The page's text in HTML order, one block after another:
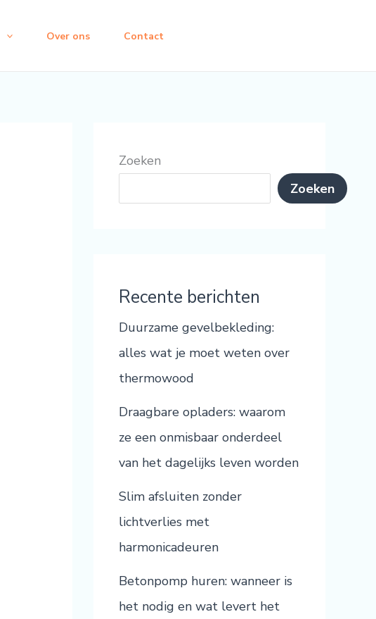
Over ons Contact
Zoeken
Zoeken
Recente berichten
Duurzame gevelbekleding:
alles wat je moet weten over
thermowood
Draagbare opladers: waarom
ze een onmisbaar onderdeel
van het dagelijks leven worden
Slim afsluiten zonder
lichtverlies met
harmonicadeuren
Betonpomp huren: wanneer is
het nodig en wat levert het